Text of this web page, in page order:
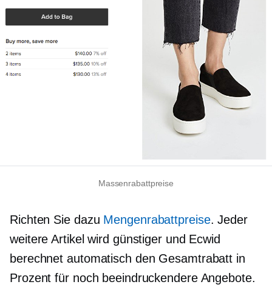
Massenrabattpreise
Richten Sie dazu Mengenrabattpreise. Jeder
weitere Artikel wird günstiger und Ecwid
berechnet automatisch den Gesamtrabatt in
Prozent für noch beeindruckendere Angebote.